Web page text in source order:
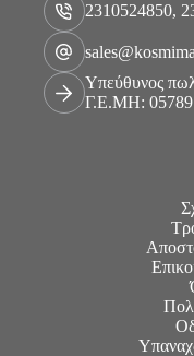
2310524850,
Υπεύθυνος
Γ.Ε.ΜΗ: